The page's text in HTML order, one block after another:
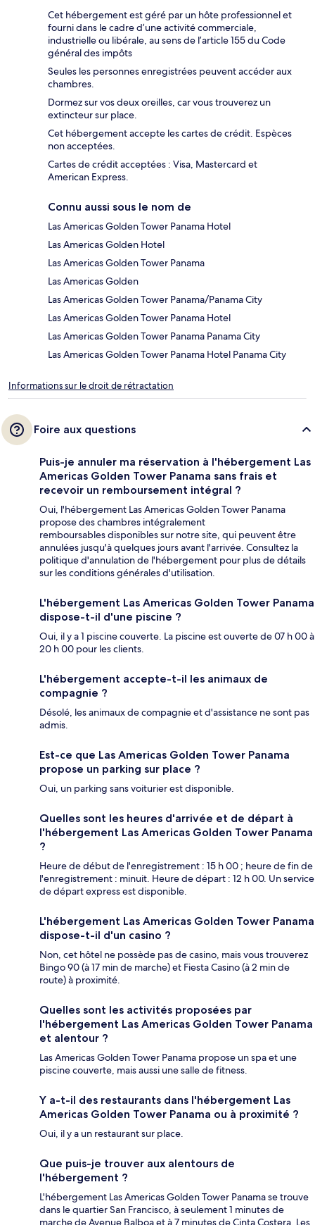
Cet hébergement est géré par un hôte professionnel et
fourni dans le cadre d’une activité commerciale,
industrielle ou libérale, au sens de l’article 155 du Code
général des impôts
Seules les personnes enregistrées peuvent accéder aux
chambres.
Dormez sur vos deux oreilles, car vous trouverez un
extincteur sur place.
Cet hébergement accepte les cartes de crédit. Espèces
non acceptées.
Cartes de crédit acceptées : Visa, Mastercard et
American Express.
Connu aussi sous le nom de
Las Americas Golden Tower Panama Hotel
Las Americas Golden Hotel
Las Americas Golden Tower Panama
Las Americas Golden
Las Americas Golden Tower Panama/Panama City
Las Americas Golden Tower Panama Hotel
Las Americas Golden Tower Panama Panama City
Las Americas Golden Tower Panama Hotel Panama City
Informations sur le droit de rétractation
Foire aux questions
Puis-je annuler ma réservation à l'hébergement Las
Americas Golden Tower Panama sans frais et
recevoir un remboursement intégral ?
Oui, l'hébergement Las Americas Golden Tower Panama
propose des chambres intégralement
remboursables disponibles sur notre site, qui peuvent être
annulées jusqu'à quelques jours avant l'arrivée. Consultez la
politique d'annulation de l'hébergement pour plus de détails
sur les conditions générales d'utilisation.
L'hébergement Las Americas Golden Tower Panama
dispose-t-il d'une piscine ?
Oui, il y a 1 piscine couverte. La piscine est ouverte de 07 h 00 à
20 h 00 pour les clients.
L'hébergement accepte-t-il les animaux de
compagnie ?
Désolé, les animaux de compagnie et d'assistance ne sont pas
admis.
Est-ce que Las Americas Golden Tower Panama
propose un parking sur place ?
Oui, un parking sans voiturier est disponible.
Quelles sont les heures d'arrivée et de départ à
l'hébergement Las Americas Golden Tower Panama
?
Heure de début de l'enregistrement : 15 h 00 ; heure de fin de
l'enregistrement : minuit. Heure de départ : 12 h 00. Un service
de départ express est disponible.
L'hébergement Las Americas Golden Tower Panama
dispose-t-il d'un casino ?
Non, cet hôtel ne possède pas de casino, mais vous trouverez
Bingo 90 (à 17 min de marche) et Fiesta Casino (à 2 min de
route) à proximité.
Quelles sont les activités proposées par
l'hébergement Las Americas Golden Tower Panama
et alentour ?
Las Americas Golden Tower Panama propose un spa et une
piscine couverte, mais aussi une salle de fitness.
Y a-t-il des restaurants dans l'hébergement Las
Americas Golden Tower Panama ou à proximité ?
Oui, il y a un restaurant sur place.
Que puis-je trouver aux alentours de
l'hébergement ?
L'hébergement Las Americas Golden Tower Panama se trouve
dans le quartier San Francisco, à seulement 1 minutes de
marche de Avenue Balboa et à 7 minutes de Cinta Costera. Les